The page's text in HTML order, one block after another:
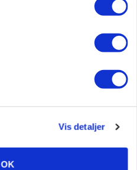
Vis detaljer
OK